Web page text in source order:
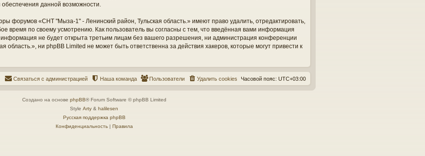
данной возможности.
форумов «СНТ "Мыза-1" - Ленинский район, Тульская область.» имеют право удалить, отредактировать,
время по своему усмотрению. Как пользователь вы согласны с тем, что введённая вами информация
не будет открыта третьим лицам без вашего разрешения, ни администрация конференции
область.», ни phpBB Limited не может быть ответственна за действия хакеров, которые могут привести к
Часовой пояс: UTC+03:00
Удалить cookies
Пользователи
Наша команда
Связаться с администрацией
Создано на основе phpBB® Forum Software © phpBB Limited
Style Arty & halilesen
Русская поддержка phpBB
Конфиденциальность| Правила